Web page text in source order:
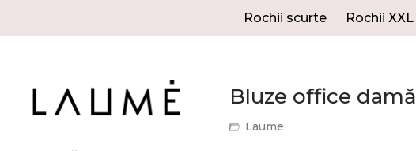
Rochii scurte Rochii XXL
Bluze office damă
Laume